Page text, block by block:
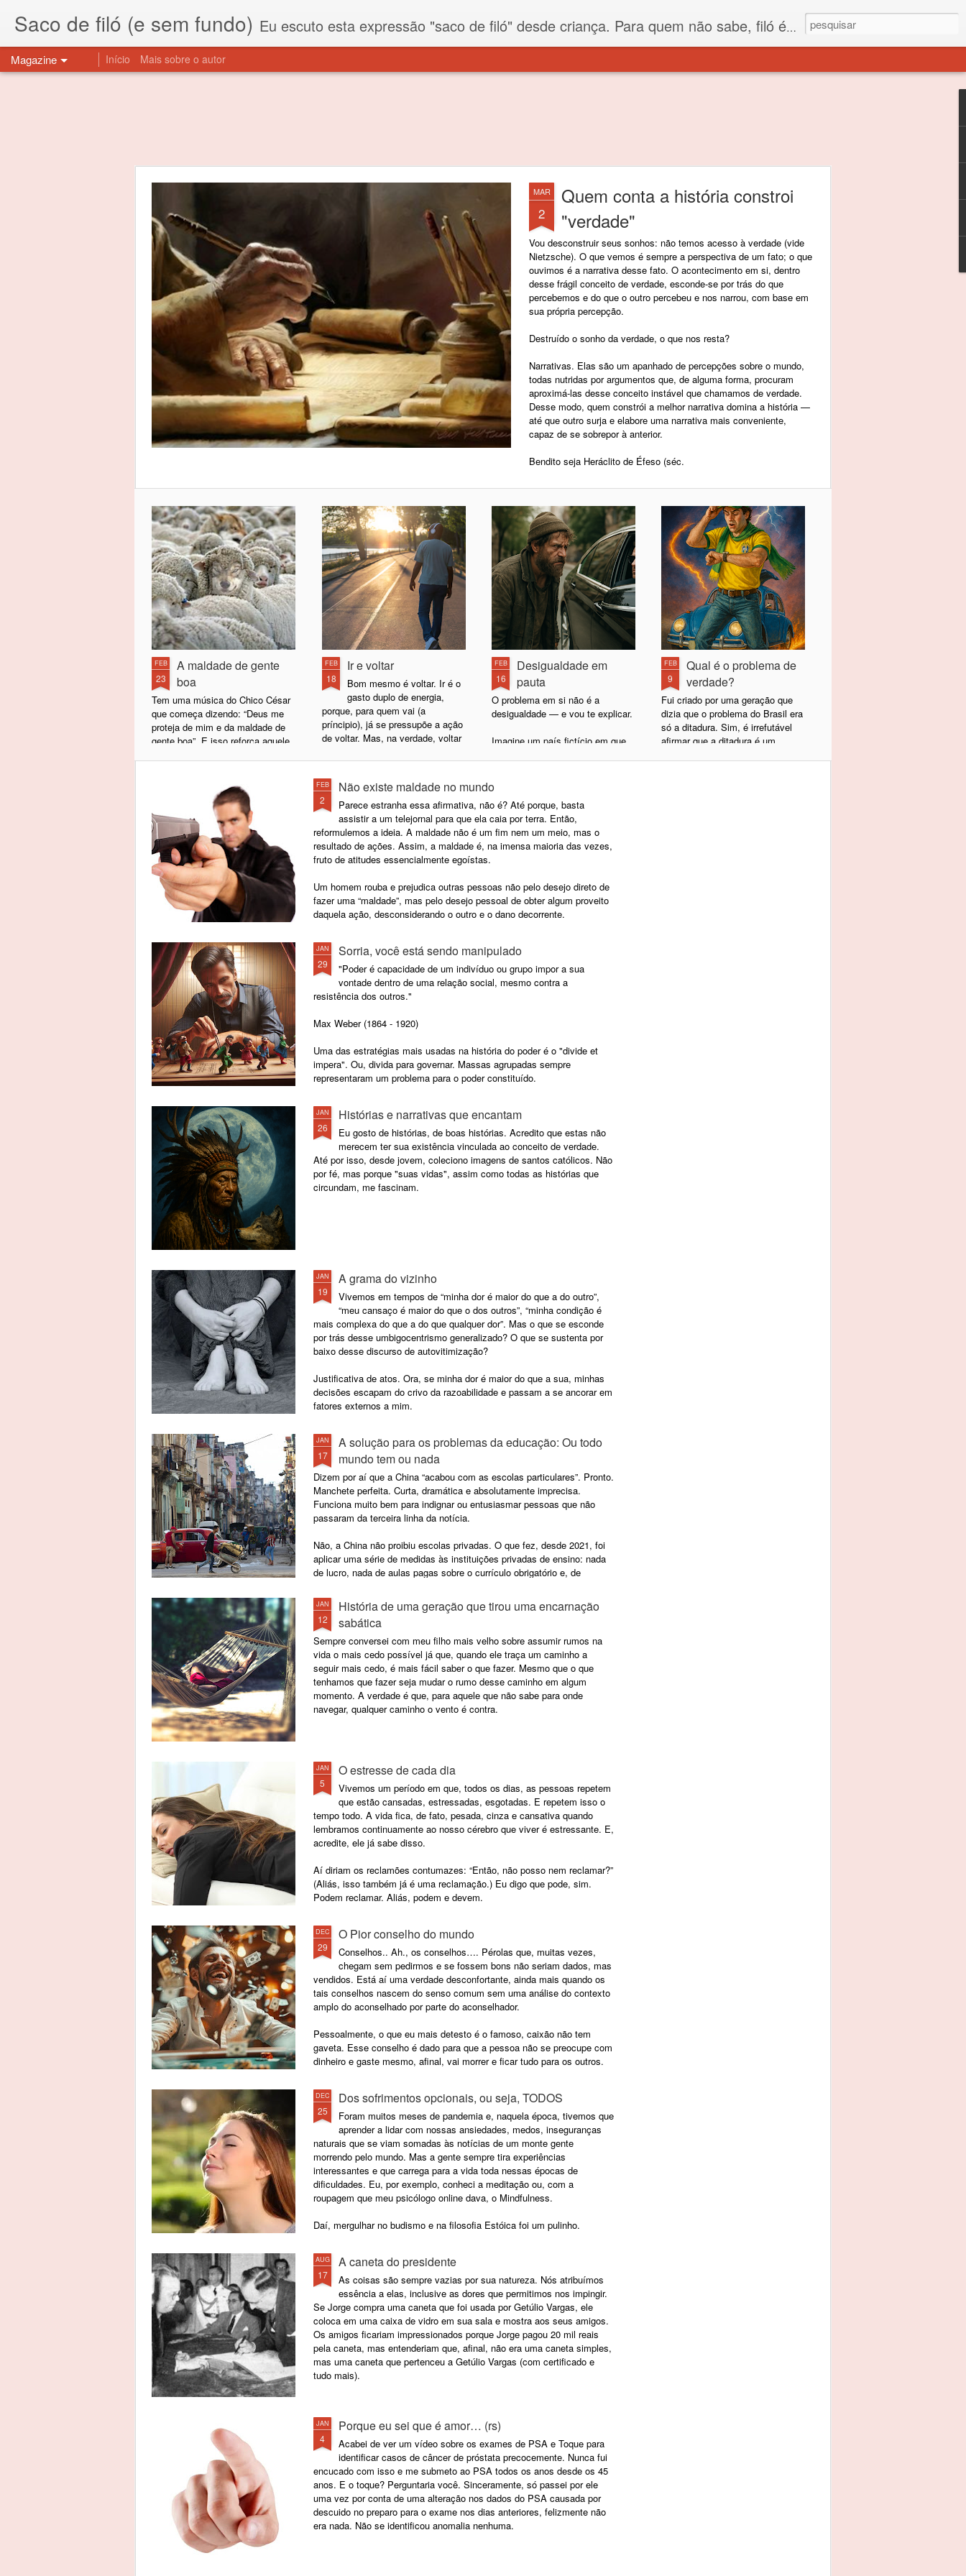
Saco de filó (e sem fundo) Eu escuto esta expressão "saco de filó" desde criança. Para quem não sabe, filó é um tecido todo furadinho e permite que um saco feito com ele, mesmo que muito exposto ao ar soprado para dentro, nunca vai se encher. Aí está o propósito deste nome... Para viver em sociedade tem que ter saco de filó.
Magazine Início Mais sobre o autor
MAR
2
Quem conta a história constroi
"verdade"
Vou desconstruir seus sonhos: não temos acesso à verdade (vide
Nietzsche). O que vemos é sempre a perspectiva de um fato; o que
ouvimos é a narrativa desse fato. O acontecimento em si, dentro
desse frágil conceito de verdade, esconde-se por trás do que
percebemos e do que o outro percebeu e nos narrou, com base em
sua própria percepção.
Destruído o sonho da verdade, o que nos resta?
Narrativas. Elas são um apanhado de percepções sobre o mundo,
todas nutridas por argumentos que, de alguma forma, procuram
aproximá-las desse conceito instável que chamamos de verdade.
Desse modo, quem constrói a melhor narrativa domina a história —
até que outro surja e elabore uma narrativa mais conveniente,
capaz de se sobrepor à anterior.
Bendito seja Heráclito de Éfeso (séc.
FEB
23
A maldade de gente
boa
Tem uma música do Chico César
que começa dizendo: “Deus me
proteja de mim e da maldade de
gente boa”. E isso reforça aquele
Basicamente porque, por trás de
uma má intenção, geralmente só
existem intenções ainda piores. É
improvável (para não me
aventurar no termo impossível)
que, por trás de uma má intenção,
exista uma boa intenção. Não se
de ações mal-intencionadas.
FEB
18
Ir e voltar
Bom mesmo é voltar. Ir é o
gasto duplo de energia,
porque, para quem vai (a
príncipio), já se pressupõe a ação
de voltar. Mas, na verdade, voltar
indo só para sentir o prazer de
voltar.
Mas melhor mesmo é não ir.
Lembra quando você não ia à aula
e ficava em casa doente, fingindo
que estava doente ou só
exagerando uma leve
aquele momento mágico em que
você olhava no relógio e pensava:
“essa hora o pessoal está tendo
FEB
16
Desigualdade em
pauta
O problema em si não é a
desigualdade — e vou te explicar.
Imagine um país fictício em que
Nesse cenário, temos uma
desigualdade salarial de nove mil
reais na média. Se o problema for
apenas a desigualdade, o foco
está na diferença entre os grupos,
e não na baixa renda dos 80% da
FEB
9
Qual é o problema de
verdade?
Fui criado por uma geração que
dizia que o problema do Brasil era
só a ditadura. Sim, é irrefutável
afirmar que a ditadura é um
FEB
2
Não existe maldade no mundo
Parece estranha essa afirmativa, não é? Até porque, basta
assistir a um telejornal para que ela caia por terra. Então,
reformulemos a ideia. A maldade não é um fim nem um meio, mas o
resultado de ações. Assim, a maldade é, na imensa maioria das vezes,
fruto de atitudes essencialmente egoístas.
Um homem rouba e prejudica outras pessoas não pelo desejo direto de
fazer uma “maldade”, mas pelo desejo pessoal de obter algum proveito
daquela ação, desconsiderando o outro e o dano decorrente.
JAN
29
Sorria, você está sendo manipulado
"Poder é capacidade de um indivíduo ou grupo impor a sua
vontade dentro de uma relação social, mesmo contra a
resistência dos outros."
Max Weber (1864 - 1920)
Uma das estratégias mais usadas na história do poder é o "divide et
impera". Ou, divida para governar. Massas agrupadas sempre
representaram um problema para o poder constituído.
JAN
26
Histórias e narrativas que encantam
Eu gosto de histórias, de boas histórias. Acredito que estas não
merecem ter sua existência vinculada ao conceito de verdade.
Até por isso, desde jovem, coleciono imagens de santos católicos. Não
por fé, mas porque "suas vidas", assim como todas as histórias que
circundam, me fascinam.
JAN
19
A grama do vizinho
Vivemos em tempos de “minha dor é maior do que a do outro”,
“meu cansaço é maior do que o dos outros”, “minha condição é
mais complexa do que a do que qualquer dor”. Mas o que se esconde
por trás desse umbigocentrismo generalizado? O que se sustenta por
baixo desse discurso de autovitimização?
Justificativa de atos. Ora, se minha dor é maior do que a sua, minhas
decisões escapam do crivo da razoabilidade e passam a se ancorar em
fatores externos a mim.
JAN
17
A solução para os problemas da educação: Ou todo
mundo tem ou nada
Dizem por aí que a China “acabou com as escolas particulares”. Pronto.
Manchete perfeita. Curta, dramática e absolutamente imprecisa.
Funciona muito bem para indignar ou entusiasmar pessoas que não
passaram da terceira linha da notícia.
Não, a China não proibiu escolas privadas. O que fez, desde 2021, foi
aplicar uma série de medidas às instituições privadas de ensino: nada
de lucro, nada de aulas pagas sobre o currículo obrigatório e, de
JAN
12
História de uma geração que tirou uma encarnação
sabática
Sempre conversei com meu filho mais velho sobre assumir rumos na
vida o mais cedo possível já que, quando ele traça um caminho a
seguir mais cedo, é mais fácil saber o que fazer. Mesmo que o que
tenhamos que fazer seja mudar o rumo desse caminho em algum
momento. A verdade é que, para aquele que não sabe para onde
navegar, qualquer caminho o vento é contra.
JAN
5
O estresse de cada dia
Vivemos um período em que, todos os dias, as pessoas repetem
que estão cansadas, estressadas, esgotadas. E repetem isso o
tempo todo. A vida fica, de fato, pesada, cinza e cansativa quando
lembramos continuamente ao nosso cérebro que viver é estressante. E,
acredite, ele já sabe disso.
Aí diriam os reclamões contumazes: “Então, não posso nem reclamar?”
(Aliás, isso também já é uma reclamação.) Eu digo que pode, sim.
Podem reclamar. Aliás, podem e devem.
DEC
29
O Pior conselho do mundo
Conselhos.. Ah., os conselhos…. Pérolas que, muitas vezes,
chegam sem pedirmos e se fossem bons não seriam dados, mas
vendidos. Está aí uma verdade desconfortante, ainda mais quando os
tais conselhos nascem do senso comum sem uma análise do contexto
amplo do aconselhado por parte do aconselhador.
Pessoalmente, o que eu mais detesto é o famoso, caixão não tem
gaveta. Esse conselho é dado para que a pessoa não se preocupe com
dinheiro e gaste mesmo, afinal, vai morrer e ficar tudo para os outros.
DEC
25
Dos sofrimentos opcionais, ou seja, TODOS
Foram muitos meses de pandemia e, naquela época, tivemos que
aprender a lidar com nossas ansiedades, medos, inseguranças
naturais que se viam somadas às notícias de um monte gente
morrendo pelo mundo. Mas a gente sempre tira experiências
interessantes e que carrega para a vida toda nessas épocas de
dificuldades. Eu, por exemplo, conheci a meditação ou, com a
roupagem que meu psicólogo online dava, o Mindfulness.
Daí, mergulhar no budismo e na filosofia Estóica foi um pulinho.
AUG
17
A caneta do presidente
As coisas são sempre vazias por sua natureza. Nós atribuímos
essência a elas, inclusive as dores que permitimos nos impingir.
Se Jorge compra uma caneta que foi usada por Getúlio Vargas, ele
coloca em uma caixa de vidro em sua sala e mostra aos seus amigos.
Os amigos ficariam impressionados porque Jorge pagou 20 mil reais
pela caneta, mas entenderiam que, afinal, não era uma caneta simples,
mas uma caneta que pertenceu a Getúlio Vargas (com certificado e
tudo mais).
JAN
4
Porque eu sei que é amor… (rs)
Acabei de ver um vídeo sobre os exames de PSA e Toque para
identificar casos de câncer de próstata precocemente. Nunca fui
encucado com isso e me submeto ao PSA todos os anos desde os 45
anos. E o toque? Perguntaria você. Sinceramente, só passei por ele
uma vez por conta de uma alteração nos dados do PSA causada por
descuido no preparo para o exame nos dias anteriores, felizmente não
era nada. Não se identificou anomalia nenhuma.